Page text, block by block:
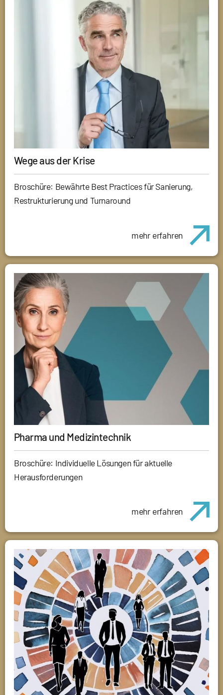
Wege aus der Krise
Broschüre: Bewährte Best Practices für Sanierung,
Restrukturierung und Turnaround
mehr erfahren
Pharma und Medizintechnik
Broschüre: Individuelle Lösungen für aktuelle
Herausforderungen
mehr erfahren